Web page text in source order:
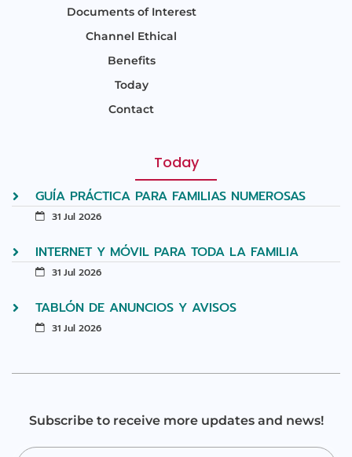
Documents of Interest
Channel Ethical
Benefits
Today
Contact
Today
GUÍA PRÁCTICA PARA FAMILIAS NUMEROSAS
31 Jul 2026
INTERNET Y MÓVIL PARA TODA LA FAMILIA
31 Jul 2026
TABLÓN DE ANUNCIOS Y AVISOS
31 Jul 2026
Subscribe to receive more updates and news!